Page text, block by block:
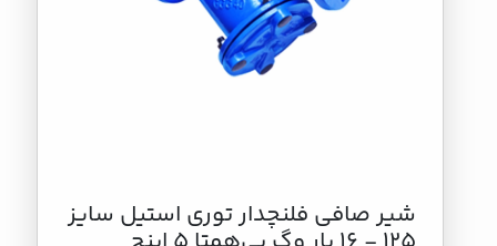
شیر صافی فلنچدار توری استیل سایز